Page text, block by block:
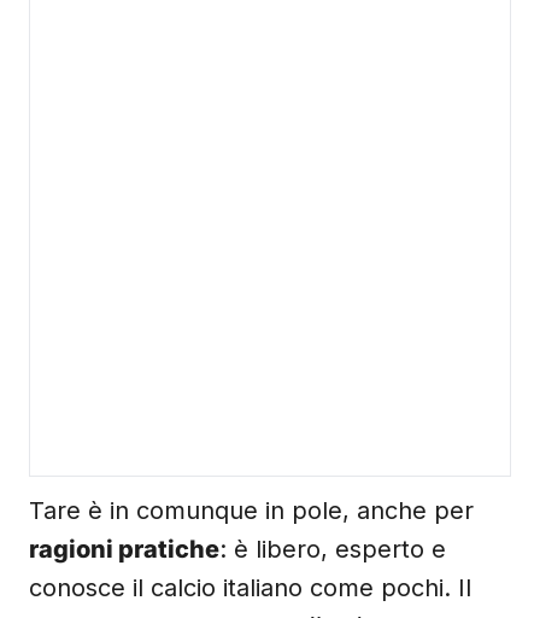
Tare è in comunque in pole, anche per
ragioni pratiche: è libero, esperto e
conosce il calcio italiano come pochi. Il